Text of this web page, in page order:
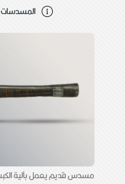
المسدسات
مسدس قديم يعمل بآلية